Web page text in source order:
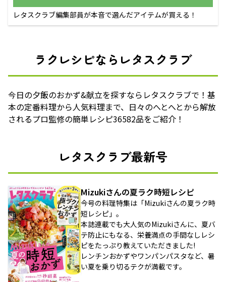
レタスクラブ編集部員が本音で選んだアイテムが買える！
ラクレシピならレタスクラブ
今日の夕飯のおかず&献立を探すならレタスクラブで！基
本の定番料理から人気料理まで、日々のへとへとから解放
されるプロ監修の簡単レシピ36582品をご紹介！
レタスクラブ最新号
Mizukiさんの夏ラク時短レシピ
今号の料理特集は「Mizukiさんの夏ラク時
短レシピ」。
本誌連載でも大人気のMizukiさんに、夏バ
テ防止にもなる、栄養満点の手間なしレシ
ピをたっぷり教えていただきました!
レンチンおかずやワンパンパスタなど、暑
い夏を乗り切るテクが満載です。